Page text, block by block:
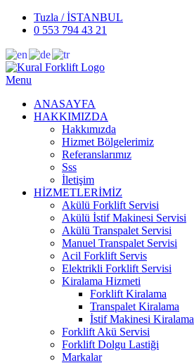
Tuzla / İSTANBUL
0 553 794 43 21
Menu
ANASAYFA
HAKKIMIZDA
Hakkımızda
Hizmet Bölgelerimiz
Referanslarımız
Sss
İletişim
HİZMETLERİMİZ
Akülü Forklift Servisi
Akülü İstif Makinesi Servisi
Akülü Transpalet Servisi
Manuel Transpalet Servisi
Acil Forklift Servis
Elektrikli Forklift Servisi
Kiralama Hizmeti
Forklift Kiralama
Transpalet Kiralama
İstif Makinesi Kiralama
Forklift Akü Servisi
Forklift Dolgu Lastiği
Markalar